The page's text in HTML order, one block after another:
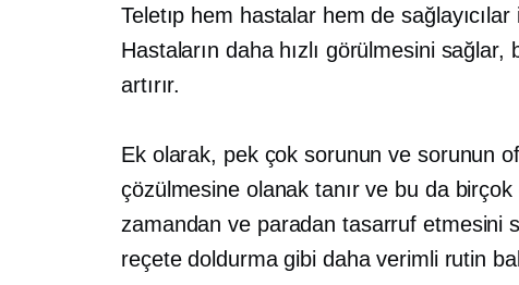
Teletıp hem hastalar hem de
Hastaların daha hızlı görülmesini
artırır.
Ek olarak, pek çok sorunun ve sorunun
çözülmesine olanak tanır ve bu da
zamandan ve paradan tasarruf etmesini
reçete doldurma gibi daha verimli rutin